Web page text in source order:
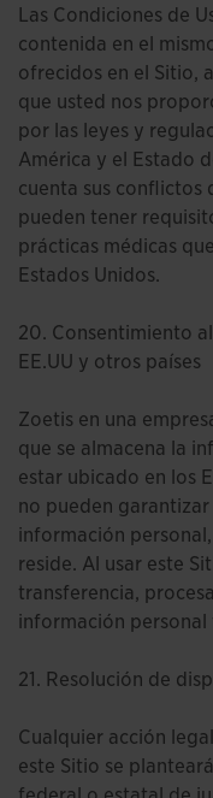
Las Condiciones de
contenida en el
ofrecidos en el Sitio,
que usted nos
por las leyes y
América y el Estado
cuenta sus conflictos
pueden tener
prácticas médicas
Estados Unidos.
20. Consentimiento
EE.UU y otros países
Zoetis en una
que se almacena la
estar ubicado en los
no pueden
información
reside. Al usar este
transferencia,
información personal
21. Resolución de
Cualquier acción
este Sitio se